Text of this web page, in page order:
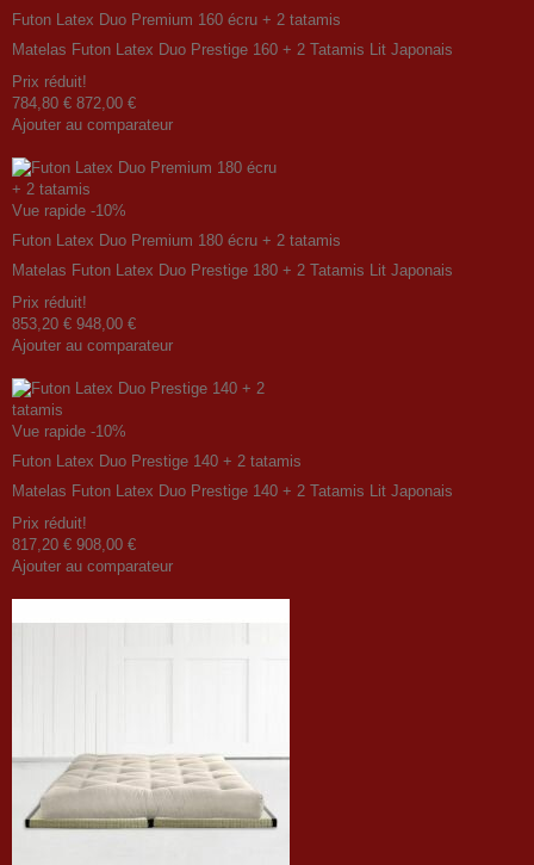
Futon Latex Duo Premium 160 écru + 2 tatamis
Matelas Futon Latex Duo Prestige 160 + 2 Tatamis Lit Japonais
Prix ​​réduit!
784,80 € 872,00 €
Ajouter au comparateur
Vue rapide -10%
Futon Latex Duo Premium 180 écru + 2 tatamis
Matelas Futon Latex Duo Prestige 180 + 2 Tatamis Lit Japonais
Prix ​​réduit!
853,20 € 948,00 €
Ajouter au comparateur
Vue rapide -10%
Futon Latex Duo Prestige 140 + 2 tatamis
Matelas Futon Latex Duo Prestige 140 + 2 Tatamis Lit Japonais
Prix ​​réduit!
817,20 € 908,00 €
Ajouter au comparateur